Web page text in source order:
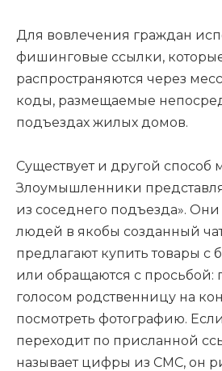
Для вовлечения граждан
фишинговые ссылки,
распространяются через
коды, размещаемые
подъездах жилых домов.
Существует и другой способ
Злоумышленники
из соседнего подъезда».
людей в якобы созданный
предлагают купить товары с
или обращаются с просьбой:
голосом родственницу на
посмотреть фотографию.
переходит по присланной
называет цифры из СМС, он